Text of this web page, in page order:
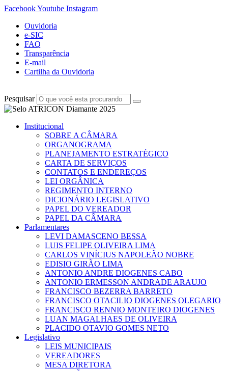
FacebookYoutube Instagram
Ouvidoria
e-SIC
FAQ
Transparência
E-mail
Cartilha da Ouvidoria
Pesquisar
Institucional
SOBRE A CÂMARA
ORGANOGRAMA
PLANEJAMENTO ESTRATÉGICO
CARTA DE SERVIÇOS
CONTATOS E ENDEREÇOS
LEI ORGÂNICA
REGIMENTO INTERNO
DICIONÁRIO LEGISLATIVO
PAPEL DO VEREADOR
PAPEL DA CÂMARA
Parlamentares
LEVI DAMASCENO BESSA
LUIS FELIPE OLIVEIRA LIMA
CARLOS VINÍCIUS NAPOLEÃO NOBRE
EDISIO GIRÃO LIMA
ANTONIO ANDRE DIOGENES CABO
ANTONIO ERMESSON ANDRADE ARAUJO
FRANCISCO BEZERRA BARRETO
FRANCISCO OTACILIO DIOGENES OLEGARIO
FRANCISCO RENNIO MONTEIRO DIOGENES
LUAN MAGALHAES DE OLIVEIRA
PLACIDO OTAVIO GOMES NETO
Legislativo
LEIS MUNICIPAIS
VEREADORES
MESA DIRETORA